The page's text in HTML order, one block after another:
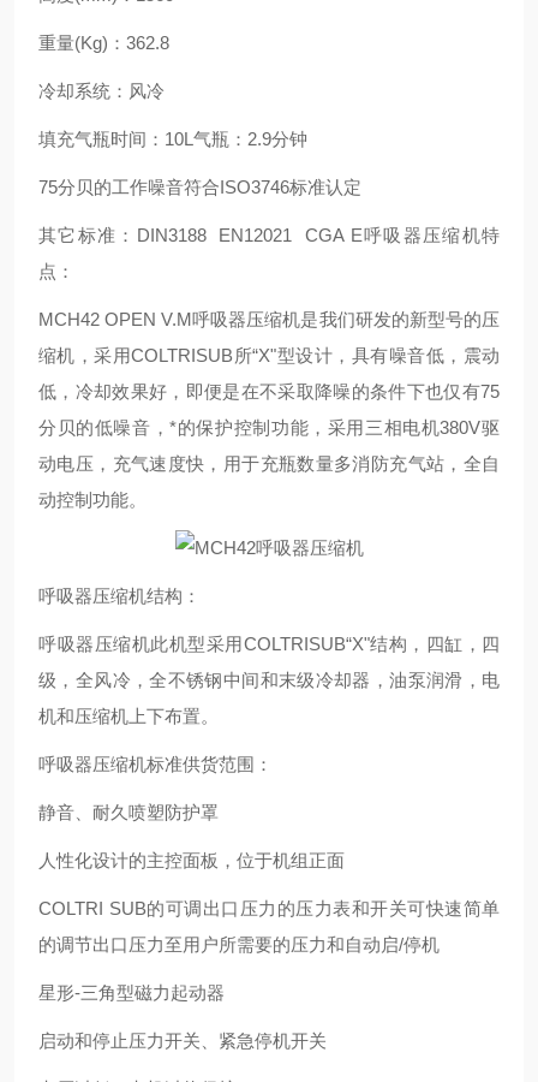
重量(Kg)：362.8
冷却系统：风冷
填充气瓶时间：10L气瓶：2.9分钟
75分贝的工作噪音符合ISO3746标准认定
其它标准：DIN3188 EN12021 CGA E呼吸器压缩机特
点：
MCH42 OPEN V.M呼吸器压缩机是我们研发的新型号的压
缩机，采用COLTRISUB所“X"型设计，具有噪音低，震动
低，冷却效果好，即便是在不采取降噪的条件下也仅有75
分贝的低噪音，*的保护控制功能，采用三相电机380V驱
动电压，充气速度快，用于充瓶数量多消防充气站，全自
动控制功能。
呼吸器压缩机结构：
呼吸器压缩机此机型采用COLTRISUB“X"结构，四缸，四
级，全风冷，全不锈钢中间和末级冷却器，油泵润滑，电
机和压缩机上下布置。
呼吸器压缩机标准供货范围：
静音、耐久喷塑防护罩
人性化设计的主控面板，位于机组正面
COLTRI SUB的可调出口压力的压力表和开关可快速简单
的调节出口压力至用户所需要的压力和自动启/停机
星形-三角型磁力起动器
启动和停止压力开关、紧急停机开关